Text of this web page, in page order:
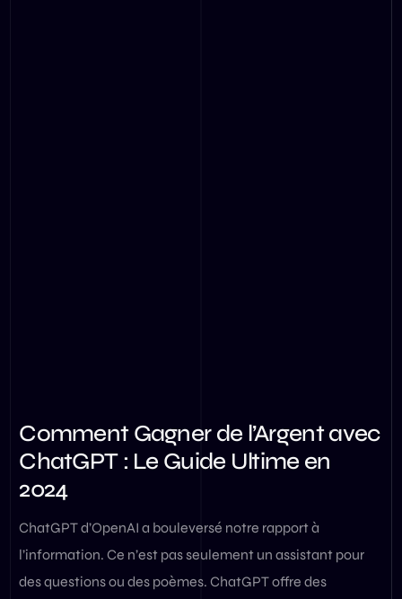
Comment Gagner de l’Argent avec
ChatGPT : Le Guide Ultime en
2024
ChatGPT d’OpenAI a bouleversé notre rapport à
l’information. Ce n’est pas seulement un assistant pour
des questions ou des poèmes. ChatGPT offre des